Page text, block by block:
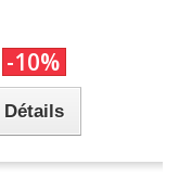
-10%
Détails